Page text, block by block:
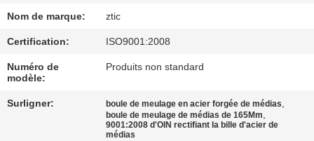
CONTRÔLE
DE
QUALITÉ
CONTACTEZ-
Nom de marque: ztic
Certification: ISO9001:2008
Numéro de
modèle:
Produits non standard
Surligner: boule de meulage en acier forgée de médias,
boule de meulage de médias de 165Mm,
9001:2008 d'OIN rectifiant la bille d'acier de
médias